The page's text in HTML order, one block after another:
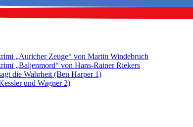
„Auricher Zeuge“ von Martin Windebruch
„Baljenmord“ von Hans-Rainer Riekers
die Wahrheit (Ben Harper 1)
und Wagner 2)